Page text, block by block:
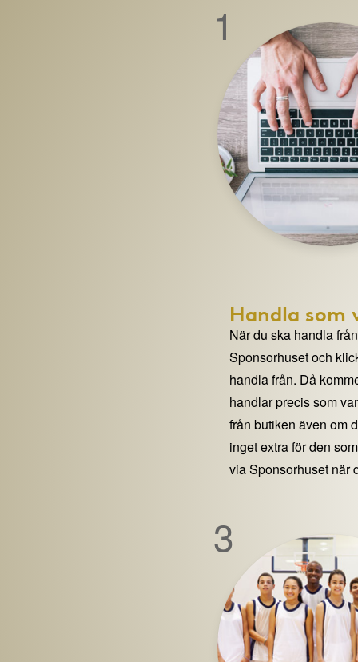
1
Handla som
När du ska handla
Sponsorhuset och
handla från. Då
handlar precis som
från butiken även om
inget extra för den
via Sponsorhuset när
3